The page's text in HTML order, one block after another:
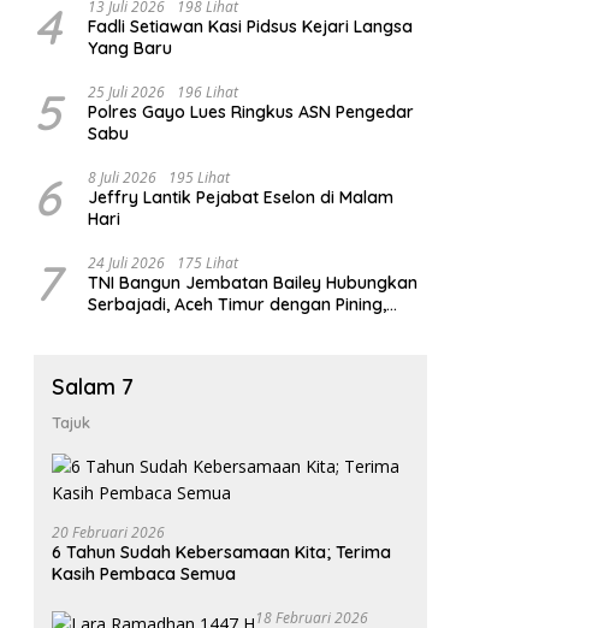
4 13 Juli 2026 198 Lihat
Fadli Setiawan Kasi Pidsus Kejari Langsa
Yang Baru
5 25 Juli 2026 196 Lihat
Polres Gayo Lues Ringkus ASN Pengedar
Sabu
6 8 Juli 2026 195 Lihat
Jeffry Lantik Pejabat Eselon di Malam
Hari
7 24 Juli 2026 175 Lihat
TNI Bangun Jembatan Bailey Hubungkan
Serbajadi, Aceh Timur dengan Pining,
Salam 7
Tajuk
20 Februari 2026
6 Tahun Sudah Kebersamaan Kita; Terima
Kasih Pembaca Semua
18 Februari 2026